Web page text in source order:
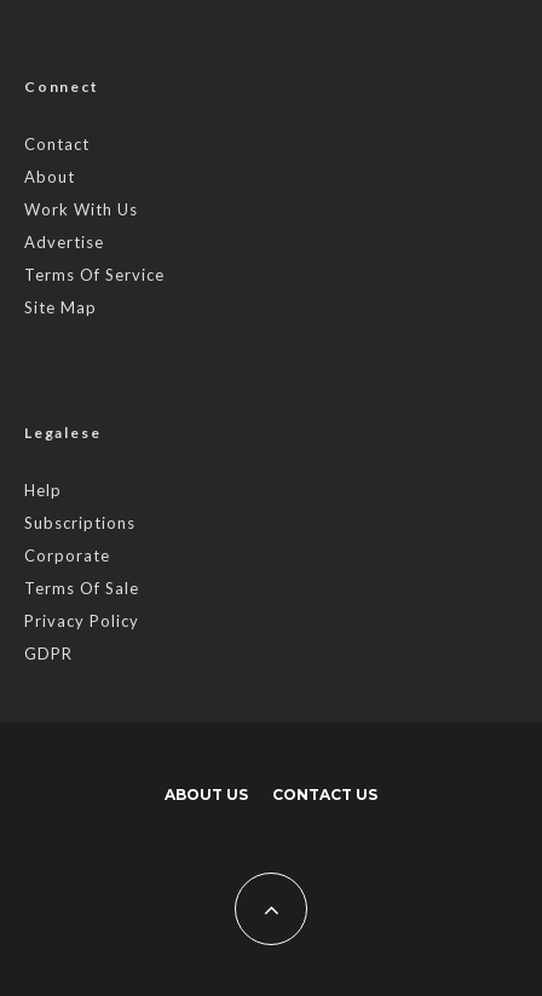
Connect
Contact
About
Work With Us
Advertise
Terms Of Service
Site Map
Legalese
Help
Subscriptions
Corporate
Terms Of Sale
Privacy Policy
GDPR
ABOUT US CONTACT US